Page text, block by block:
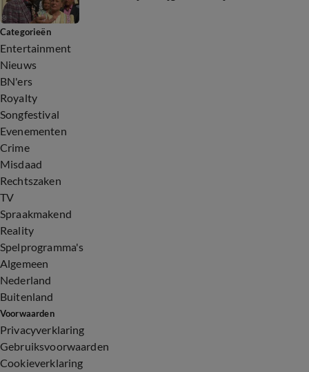
Categorieën
Entertainment
Nieuws
BN'ers
Royalty
Songfestival
Evenementen
Crime
Misdaad
Rechtszaken
TV
Spraakmakend
Reality
Spelprogramma's
Algemeen
Nederland
Buitenland
Voorwaarden
Privacyverklaring
Gebruiksvoorwaarden
Cookieverklaring